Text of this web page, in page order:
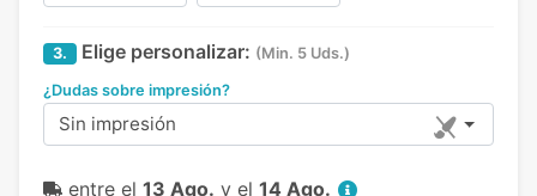
3. Elige personalizar: (Min. 5 Uds.)
¿Dudas sobre impresión?
Sin impresión
entre el 13 Ago. y el 14 Ago.